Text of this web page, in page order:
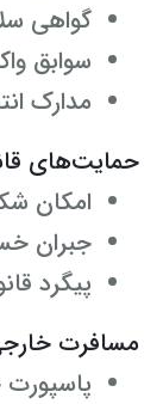
گواهی
سوابق
مدارک
حمایت‌های
امکان
جبران
پیگرد
مسافرت